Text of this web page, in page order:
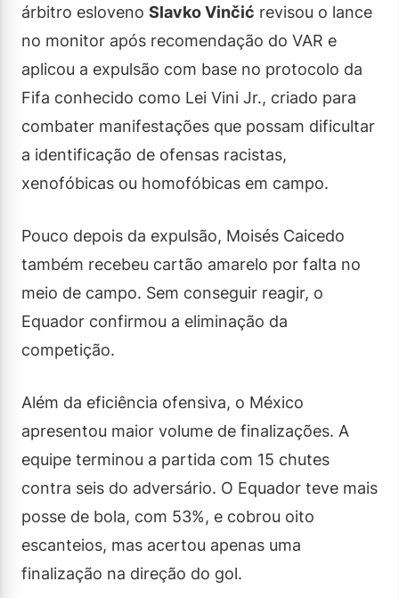
árbitro esloveno Slavko Vinčić revisou o lance
no monitor após recomendação do VAR e
aplicou a expulsão com base no protocolo da
Fifa conhecido como Lei Vini Jr., criado para
combater manifestações que possam dificultar
a identificação de ofensas racistas,
xenofóbicas ou homofóbicas em campo.
Pouco depois da expulsão, Moisés Caicedo
também recebeu cartão amarelo por falta no
meio de campo. Sem conseguir reagir, o
Equador confirmou a eliminação da
competição.
Além da eficiência ofensiva, o México
apresentou maior volume de finalizações. A
equipe terminou a partida com 15 chutes
contra seis do adversário. O Equador teve mais
posse de bola, com 53%, e cobrou oito
escanteios, mas acertou apenas uma
finalização na direção do gol.